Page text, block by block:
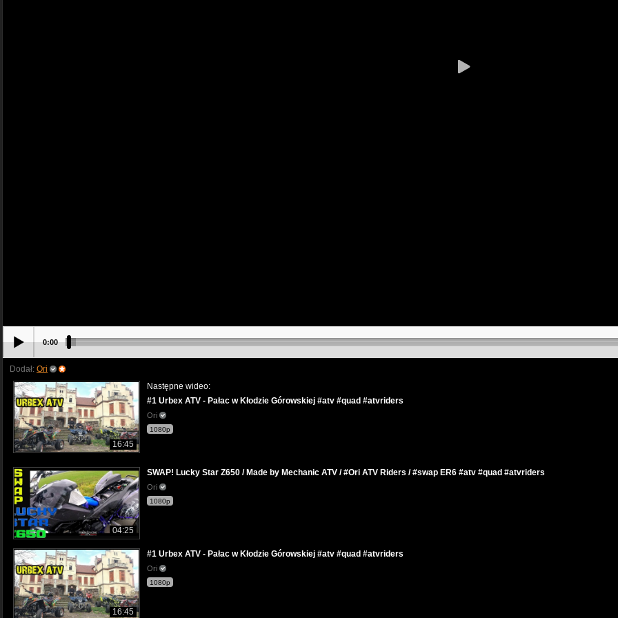
0:00
Dodał: Ori
16:45
Następne wideo:
#1 Urbex ATV - Pałac w Kłodzie Górowskiej #atv #quad #atvriders
Ori
1080p
04:25
SWAP! Lucky Star Z650 / Made by Mechanic ATV / #Ori ATV Riders / #swap ER6 #atv #quad #atvriders
Ori
1080p
16:45
#1 Urbex ATV - Pałac w Kłodzie Górowskiej #atv #quad #atvriders
Ori
1080p